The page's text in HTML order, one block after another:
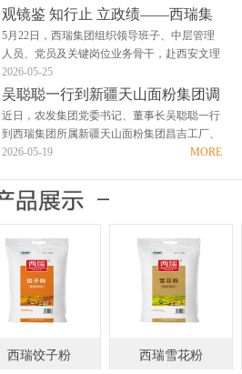
长、总经理樊健一同调研并详细介绍学习教育
开展情况和企业生产经营情况。 督导组通过
走访生产一线、谈心谈话和交流研讨的方式全
面了解学习教育…
观镜鉴 知行止 立政绩——西瑞集
团赴西安文理学院警示教育基地参
观学习
5月22日，西瑞集团组织领导班子、中层管理
人员、党员及关键岗位业务骨干，赴西安文理
学院西安市警示教育基地，开展了一场以“为
国护粮责在肩，清廉务实创实绩”为主题的警
示教育活动。 走进警示教育基地，在讲解员
的引导下，全体人员依次参观了“省、心、
律、诫、儆、光…
2026-05-25
吴聪聪一行到新疆天山面粉集团调
研慰问
近日，农发集团党委书记、董事长吴聪聪一行
到西瑞集团所属新疆天山面粉集团昌吉工厂、
喀什工厂调研企业生产经营情况，并深入生产
面粉集团近年来取得的优异成绩给予充分肯
定。他指出，天山面粉集团扎根边疆六十载，
全体干部职工实…
2026-05-19 MORE
西瑞饺子粉 西瑞雪花粉